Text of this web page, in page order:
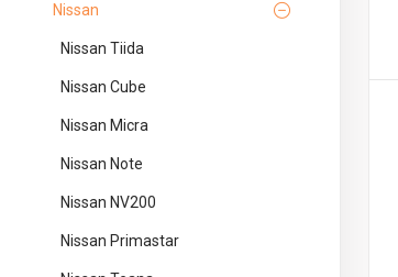
Nissan
Nissan Tiida
Nissan Cube
Nissan Micra
Nissan Note
Nissan NV200
Nissan Primastar